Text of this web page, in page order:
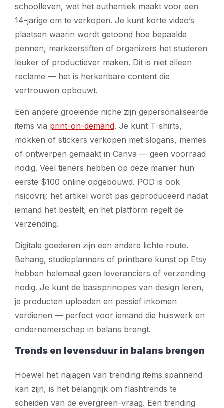
schoolleven, wat het authentiek maakt voor een
14-jarige om te verkopen. Je kunt korte video’s
plaatsen waarin wordt getoond hoe bepaalde
pennen, markeerstiften of organizers het studeren
leuker of productiever maken. Dit is niet alleen
reclame — het is herkenbare content die
vertrouwen opbouwt.
Een andere groeiende niche zijn gepersonaliseerde
items via print-on-demand. Je kunt T-shirts,
mokken of stickers verkopen met slogans, memes
of ontwerpen gemaakt in Canva — geen voorraad
nodig. Veel tieners hebben op deze manier hun
eerste $100 online opgebouwd. POD is ook
risicovrij: het artikel wordt pas geproduceerd nadat
iemand het bestelt, en het platform regelt de
verzending.
Digitale goederen zijn een andere lichte route.
Behang, studieplanners of printbare kunst op Etsy
hebben helemaal geen leveranciers of verzending
nodig. Je kunt de basisprincipes van design leren,
je producten uploaden en passief inkomen
verdienen — perfect voor iemand die huiswerk en
ondernemerschap in balans brengt.
Trends en levensduur in balans brengen
Hoewel het najagen van trending items spannend
kan zijn, is het belangrijk om flashtrends te
scheiden van de evergreen-vraag. Een trending